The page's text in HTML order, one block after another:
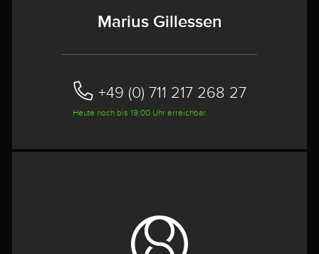
Marius Gillessen
+49 (0) 711 217 268 27
Heute noch bis 19:00 Uhr erreichbar.